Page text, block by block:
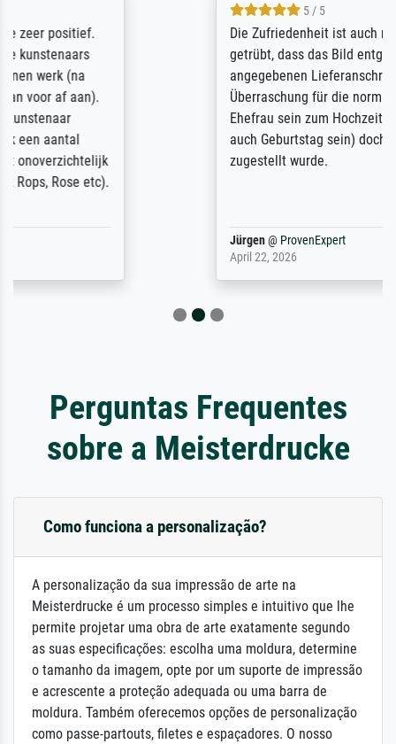
Die Zufriedenheit ist auch nicht dadurch
getrübt, dass das Bild entgegen einer
angegebenen Lieferanschrift (sollte eine
Überraschung für die normannische
Ehefrau sein zum Hochzeits- gleichzeitig
auch Geburtstag sein) doch nach zu Hause
zugestellt wurde.
Perguntas Frequentes
sobre a Meisterdrucke
Como funciona a personalização?
A personalização da sua impressão de arte na
Meisterdrucke é um processo simples e intuitivo que lhe
permite projetar uma obra de arte exatamente segundo
as suas especificações: escolha uma moldura, determine
o tamanho da imagem, opte por um suporte de impressão
e acrescente a proteção adequada ou uma barra de
moldura. Também oferecemos opções de personalização
como passe-partouts, filetes e espaçadores. O nosso